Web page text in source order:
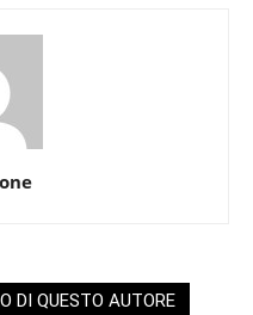
DI QUESTO AUTORE